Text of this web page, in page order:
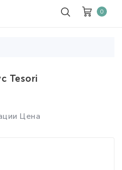
Итого к оплате
0
Tesori
Цена